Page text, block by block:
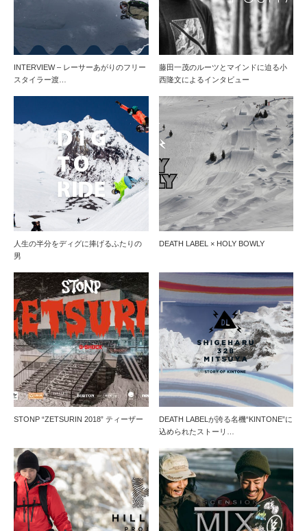
INTERVIEW – レーサーあがりのフリー
スタイラー渡…
藤田一茂のルーツとマインドに迫る小
西隆文によるインタビュー
人生の半分をディグに捧げるふたりの
男
DEATH LABEL × HOLY BOWLY
STONP “ZETSURIN 2018” ティーザー
DEATH LABELが誇る名機“KINTONE”に
込められたストーリ…